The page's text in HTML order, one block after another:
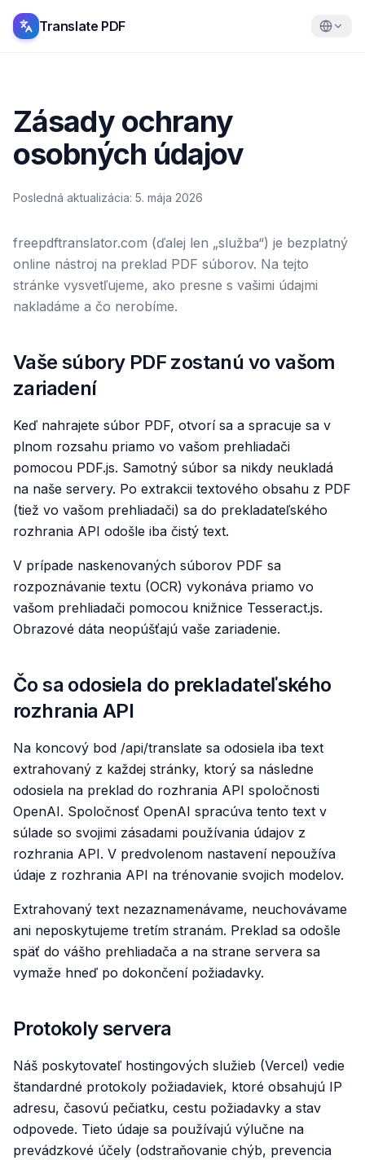
Translate PDF
Zásady ochrany
osobných údajov
Posledná aktualizácia: 5. mája 2026
freepdftranslator.com (ďalej len „služba“) je bezplatný
online nástroj na preklad PDF súborov. Na tejto
stránke vysvetľujeme, ako presne s vašimi údajmi
nakladáme a čo nerobíme.
Vaše súbory PDF zostanú vo vašom
zariadení
Keď nahrajete súbor PDF, otvorí sa a spracuje sa v
plnom rozsahu priamo vo vašom prehliadači
pomocou PDF.js. Samotný súbor sa nikdy neukladá
na naše servery. Po extrakcii textového obsahu z PDF
(tiež vo vašom prehliadači) sa do prekladateľského
rozhrania API odošle iba čistý text.
V prípade naskenovaných súborov PDF sa
rozpoznávanie textu (OCR) vykonáva priamo vo
vašom prehliadači pomocou knižnice Tesseract.js.
Obrazové dáta neopúšťajú vaše zariadenie.
Čo sa odosiela do prekladateľského
rozhrania API
Na koncový bod /api/translate sa odosiela iba text
extrahovaný z každej stránky, ktorý sa následne
odosiela na preklad do rozhrania API spoločnosti
OpenAI. Spoločnosť OpenAI spracúva tento text v
súlade so svojimi zásadami používania údajov z
rozhrania API. V predvolenom nastavení nepoužíva
údaje z rozhrania API na trénovanie svojich modelov.
Extrahovaný text nezaznamenávame, neuchovávame
ani neposkytujeme tretím stranám. Preklad sa odošle
späť do vášho prehliadača a na strane servera sa
vymaže hneď po dokončení požiadavky.
Protokoly servera
Náš poskytovateľ hostingových služieb (Vercel) vedie
štandardné protokoly požiadaviek, ktoré obsahujú IP
adresu, časovú pečiatku, cestu požiadavky a stav
odpovede. Tieto údaje sa používajú výlučne na
prevádzkové účely (odstraňovanie chýb, prevencia